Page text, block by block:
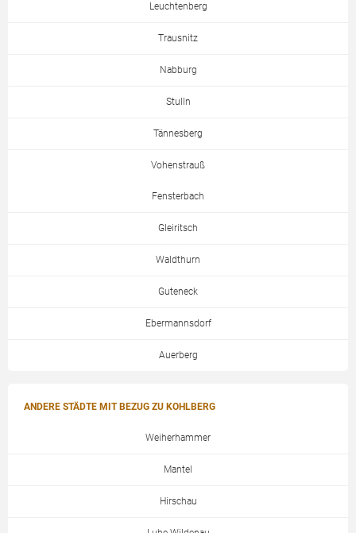
Leuchtenberg
Trausnitz
Nabburg
Stulln
Tännesberg
Vohenstrauß
Fensterbach
Gleiritsch
Waldthurn
Guteneck
Ebermannsdorf
Auerberg
ANDERE STÄDTE MIT BEZUG ZU KOHLBERG
Weiherhammer
Mantel
Hirschau